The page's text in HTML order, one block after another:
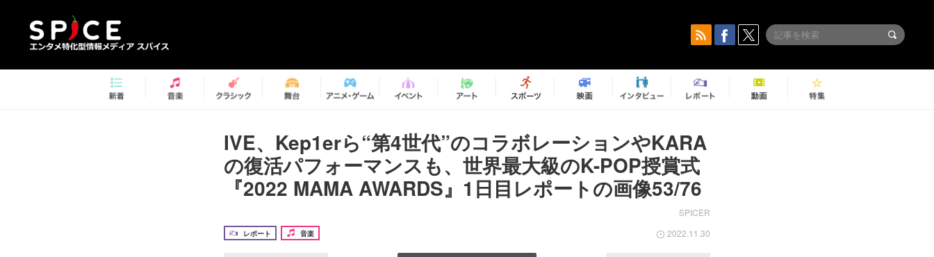
IVE、Kep1erら“第4世代”のコラボレーションやKARA
の復活パフォーマンスも、世界最大級のK-POP授賞式
『2022 MAMA AWARDS』1日目レポートの画像53/76
SPICER
レポート 音楽 2022.11.30